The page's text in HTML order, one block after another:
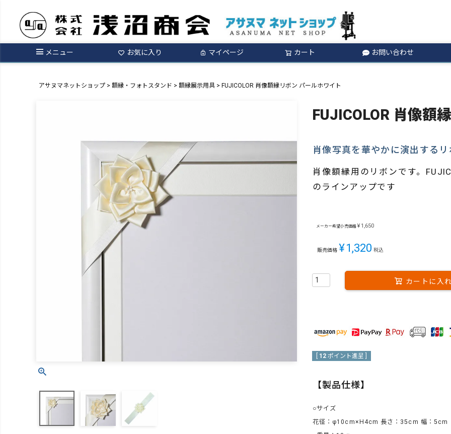
メニュー お気に入り マイページ カート お問い合わせ
検索
アサヌマネットショップ 額縁・フォトスタンド 額縁展示用具 FUJICOLOR 肖像額縁リボン パールホワイト
FUJICOLOR 肖像額
肖像写真を華やかに演出する
肖像額縁用のリボンです。
のラインアップです
メーカー希望小売価格 ¥ 1,650
販売価格 ¥1,320 税込
カートに入
12 ポイント進呈 ]
【製品仕様】
○サイズ
花径：φ10cm×H4cm 長さ：35cm 幅：5cm